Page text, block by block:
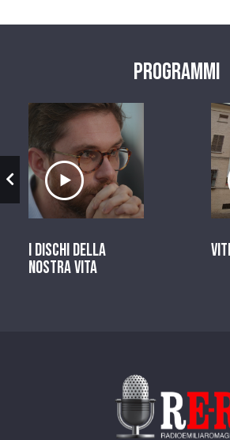
Programmi
Ascolta il servizio
I dischi della
nostra vita